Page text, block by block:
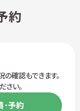
約
の確認もできます。
さい。
･予約